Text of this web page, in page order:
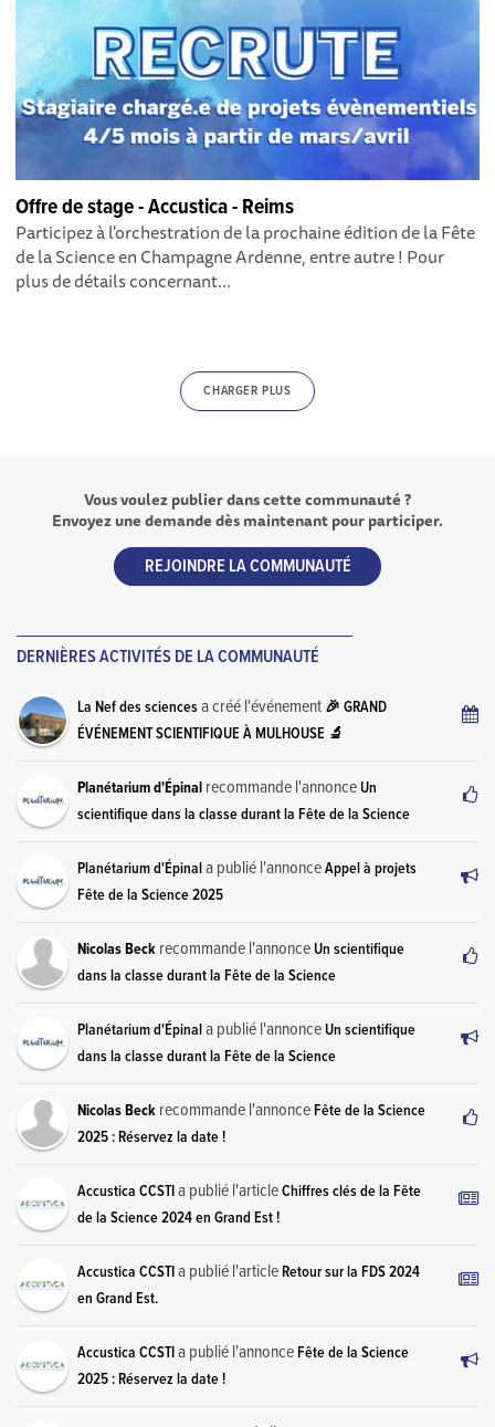
Offre de stage - Accustica - Reims
Participez à l'orchestration de la prochaine édition de la Fête
de la Science en Champagne Ardenne, entre autre ! Pour
plus de détails concernant...
CHARGER PLUS
Vous voulez publier dans cette communauté ?
Envoyez une demande dès maintenant pour participer.
REJOINDRE LA COMMUNAUTÉ
DERNIÈRES ACTIVITÉS DE LA COMMUNAUTÉ
La Nef des sciences a créé l'événement 🎉 GRAND
ÉVÉNEMENT SCIENTIFIQUE À MULHOUSE 🔬
Planétarium d'Épinal recommande l'annonceUn
scientifique dans la classe durant la Fête de la Science
Planétarium d'Épinala publié l'annonceAppel à projets
Fête de la Science 2025
Nicolas Beck recommande l'annonceUn scientifique
dans la classe durant la Fête de la Science
Planétarium d'Épinala publié l'annonceUn scientifique
dans la classe durant la Fête de la Science
Nicolas Beck recommande l'annonceFête de la Science
2025 : Réservez la date !
Accustica CCSTIa publié l'articleChiffres clés de la Fête
de la Science 2024 en Grand Est !
Accustica CCSTIa publié l'articleRetour sur la FDS 2024
en Grand Est.
Accustica CCSTIa publié l'annonceFête de la Science
2025 : Réservez la date !